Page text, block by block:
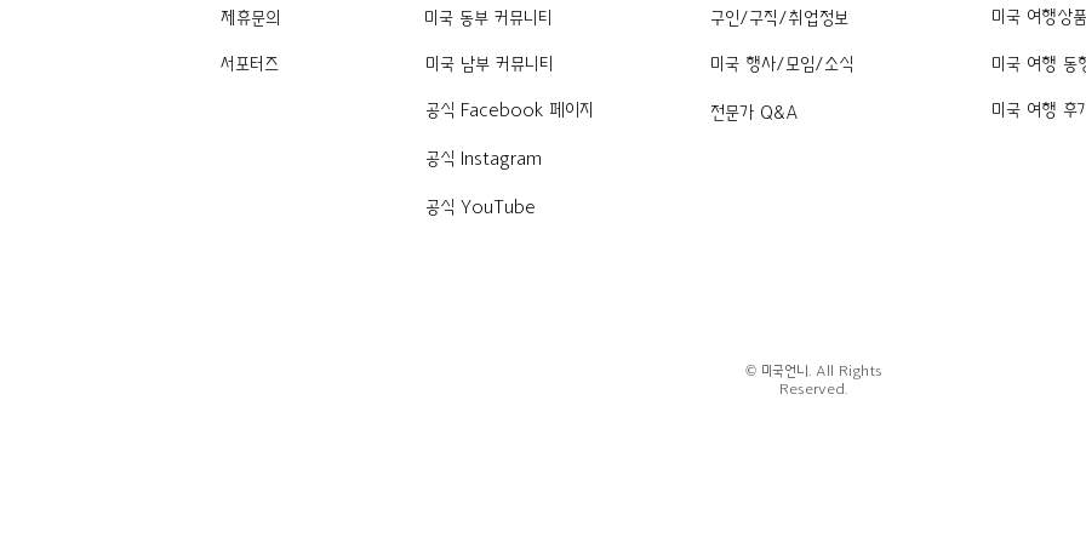
제휴문의
서포터즈
미국 동부 커뮤니티
미국 남부 커뮤니티
공식 Facebook 페이지
공식 Instagram
공식 YouTube
구인/구직/취업정보
미국 행사/모임/소식
전문가 Q&A
미국 여행상품
미국 여행 동
미국 여행 후기
© 미국언니. All Rights
Reserved.